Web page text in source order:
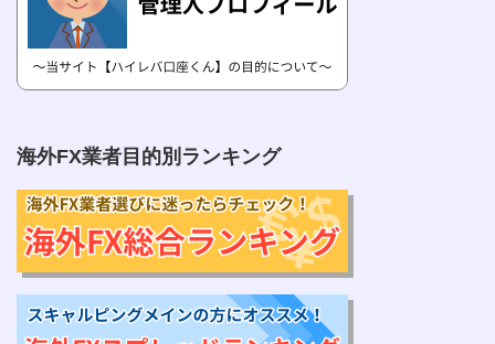
海外FX業者目的別ランキング